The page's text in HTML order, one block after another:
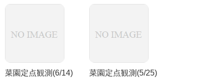
菜園定点観測(6/14)
菜園定点観測(5/25)